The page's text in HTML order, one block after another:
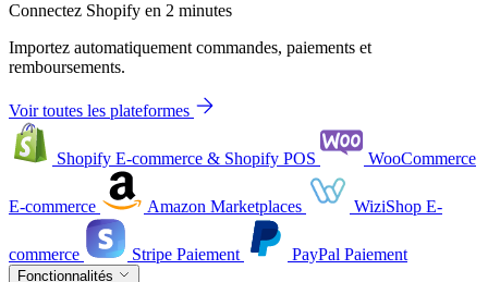
Connectez Shopify en 2 minutes
Importez automatiquement commandes, paiements et
remboursements.
Voir toutes les plateformes
Shopify E-commerce & Shopify POS WooCommerce
E-commerce Amazon Marketplaces WiziShop E-
commerce Stripe Paiement PayPal Paiement
Fonctionnalités